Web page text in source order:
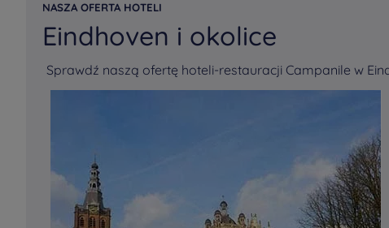
NASZA OFERTA HOTELI
Eindhoven i okolice
Sprawdź naszą ofertę hoteli-restauracji Campanile w